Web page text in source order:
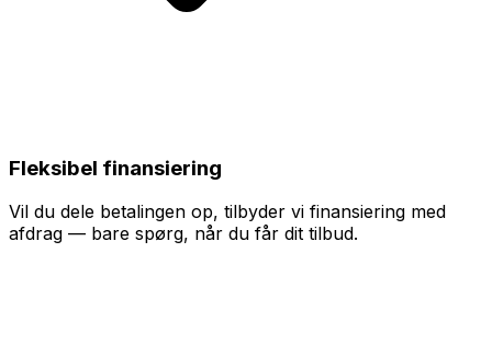
Fleksibel finansiering
Vil du dele betalingen op, tilbyder vi finansiering med
afdrag — bare spørg, når du får dit tilbud.